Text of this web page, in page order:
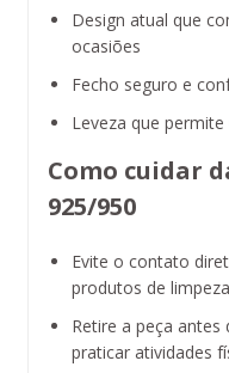
Design atual que
ocasiões
Fecho seguro e
Leveza que
Como cuidar
925/950
Evite o contato
produtos de limpeza
Retire a peça
praticar atividades